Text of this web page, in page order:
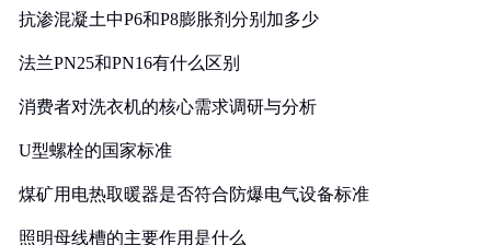
抗渗混凝土中P6和P8膨胀剂分别加多少
法兰PN25和PN16有什么区别
消费者对洗衣机的核心需求调研与分析
U型螺栓的国家标准
煤矿用电热取暖器是否符合防爆电气设备标准
照明母线槽的主要作用是什么